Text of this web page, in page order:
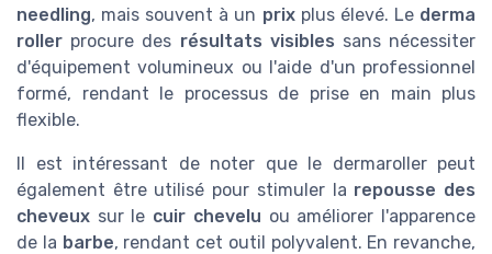
needling, mais souvent à un prixplus élevé. Le derma
roller procure des résultats visibles sans nécessiter
d'équipement volumineux ou l'aide d'un professionnel
formé, rendant le processus de prise en main plus
flexible.
Il est intéressant de noter que le dermaroller peut
également être utilisé pour stimuler la repousse des
cheveux sur le cuir chevelu ou améliorer l'apparence
de la barbe, rendant cet outil polyvalent. En revanche,